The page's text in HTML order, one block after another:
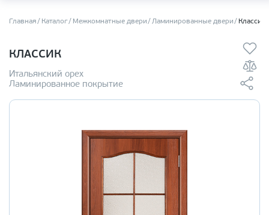
Главная Каталог Межкомнатные двери Ламинированные двери Классик
КЛАССИК
Итальянский орех
Ламинированное покрытие